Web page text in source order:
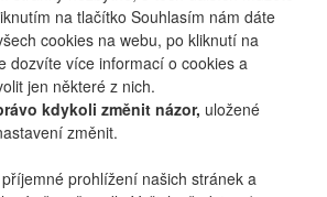
na tlačítko Souhlasím nám dáte
cookies na webu, po kliknutí na
dozvíte více informací o cookies a
jen některé z nich.
kdykoli změnit názor, uložené
změnit.
prohlížení našich stránek a
levně!
letní destinace Čechů — a není
Černého moře,azurové moře,
animátory a dětskými kluby v češtině, plus
i Pardubic. Ať už cestujete jako rodina
nebo aktivní turisté, u nás si
Slunečné pobřeží,Zlaté Písky
zobrazit více